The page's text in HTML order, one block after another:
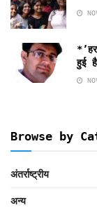
हुई है
Browse by
अंतर्राष्ट्रीय
अन्य